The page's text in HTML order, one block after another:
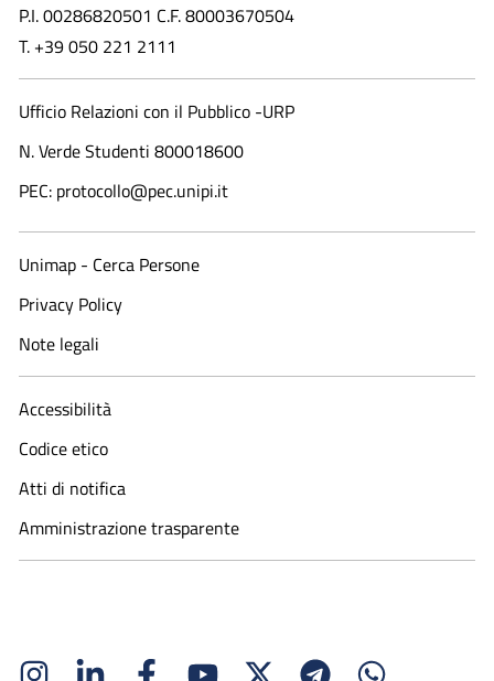
P.I. 00286820501 C.F. 80003670504
T. +39 050 221 2111
Ufficio Relazioni con il Pubblico -URP
N. Verde Studenti 800018600​
PEC: protocollo@pec.unipi.it
Unimap - Cerca Persone
Privacy Policy
Note legali
Accessibilità
Codice etico
Atti di notifica
Amministrazione trasparente